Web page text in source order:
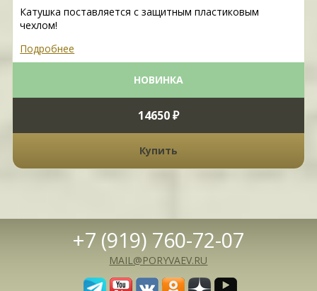
Катушка поставляется с защитным пластиковым
чехлом!
Подробнее
НОВИНКА
14650 ₽
Купить
+7 (919) 760-72-07
MAIL@PORYVAEV.RU